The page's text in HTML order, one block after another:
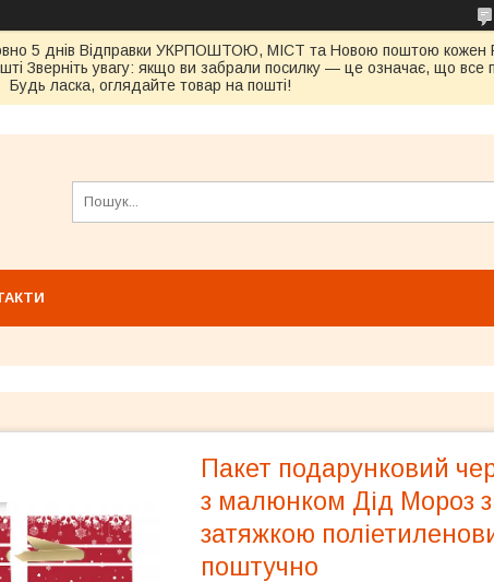
5 днів Відправки УКРПОШТОЮ, МІСТ та Новою поштою
Зверніть увагу: якщо ви забрали посилку — це означає, що все
Будь ласка, оглядайте товар на пошті!
Пакет подарунковий
з малюнком Дід Мороз
затяжкою
поштучно